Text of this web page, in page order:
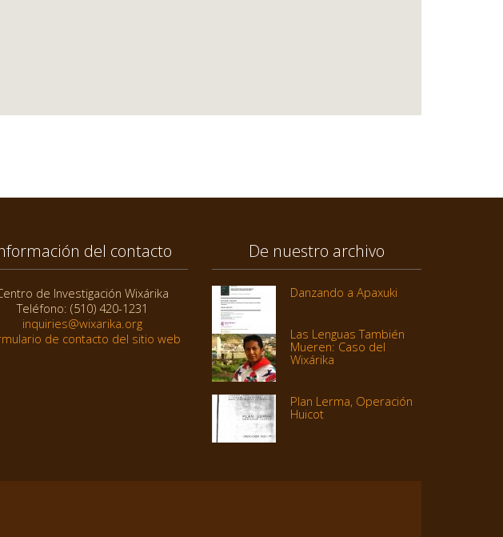
del contacto
de Investigación Wixárika
Teléfono: (510) 420-1231
inquiries@wixarika.org
de contacto del sitio web
De nuestro archivo
Danzando a Apaxuki
Las Lenguas También
Mueren: Caso del
Wixárika
Plan Lerma, Operación
Huicot